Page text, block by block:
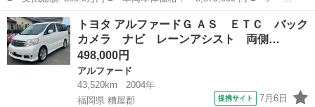
ー名： トヨタ ■ 車種名： アルファード ■ グレード名： ２．
５Ｓ Ｃパッケージ 純正１０型ナビ 後席モニター バックカメ
ラ 禁煙車...
大分 大分市 アルファード
トヨタ アルファードＧ ＡＳ ＥＴＣ バック
カメラ ナビ レーンアシスト 両側…
498,000円
アルファード
43,520km
2004年
福岡県 糟屋郡
提携サイト 7月6日